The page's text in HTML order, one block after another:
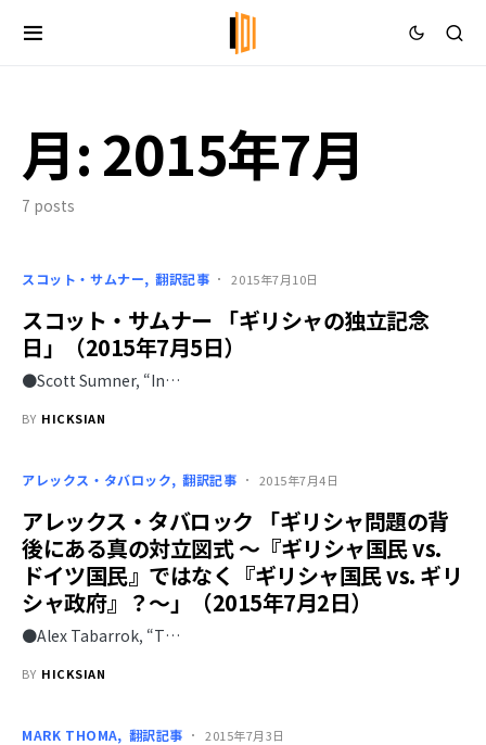
月:2015年7月
7 posts
スコット・サムナー 翻訳記事 2015年7月10日
スコット・サムナー 「ギリシャの独立記念
日」（2015年7月5日）
●Scott Sumner, “In…
BY HICKSIAN
アレックス・タバロック 翻訳記事 2015年7月4日
アレックス・タバロック 「ギリシャ問題の背
後にある真の対立図式 ～『ギリシャ国民 vs.
ドイツ国民』ではなく『ギリシャ国民 vs. ギリ
シャ政府』？～」（2015年7月2日）
●Alex Tabarrok, “T…
BY HICKSIAN
MARK THOMA 翻訳記事 2015年7月3日